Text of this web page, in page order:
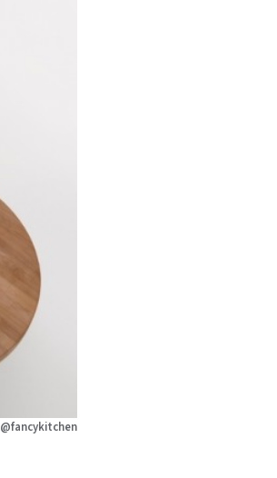
@fancykitchen